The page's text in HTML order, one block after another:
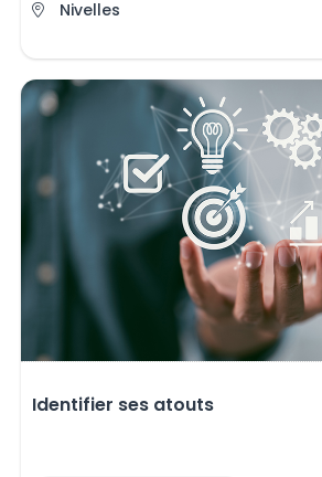
Nivelles
Identifier ses atouts